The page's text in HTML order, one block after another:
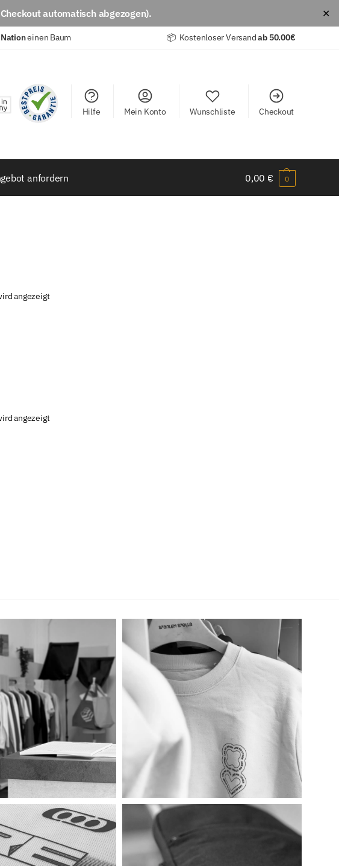
automatisch abgezogen). ✕
einen Baum 📦 Kostenloser Versandab 50.00€
Hilfe Mein Konto Wunschliste Checkout
anfordern 0,00 € 0
angezeigt
angezeigt